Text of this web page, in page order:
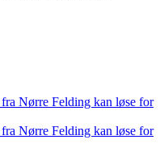
Nørre Felding kan løse for
Nørre Felding kan løse for